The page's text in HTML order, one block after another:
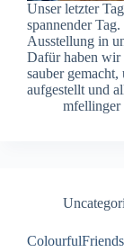
Unser letzter
spannender
Ausstellung in
Dafür haben wir
sauber
aufgestellt und
mfellinger